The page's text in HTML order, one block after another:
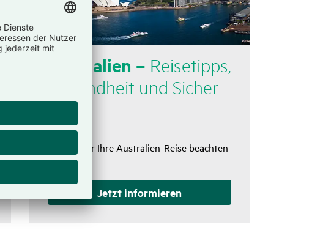
Austra­lien – Reise­tipps,
Gesund­heit und Sicher­
heit
Was Sie für Ihre Australien-Reise beachten
sollten
Jetzt infor­mieren